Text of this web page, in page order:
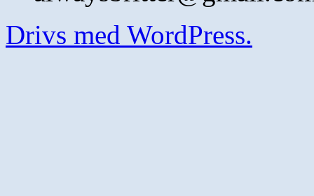
Drivs med WordPress.